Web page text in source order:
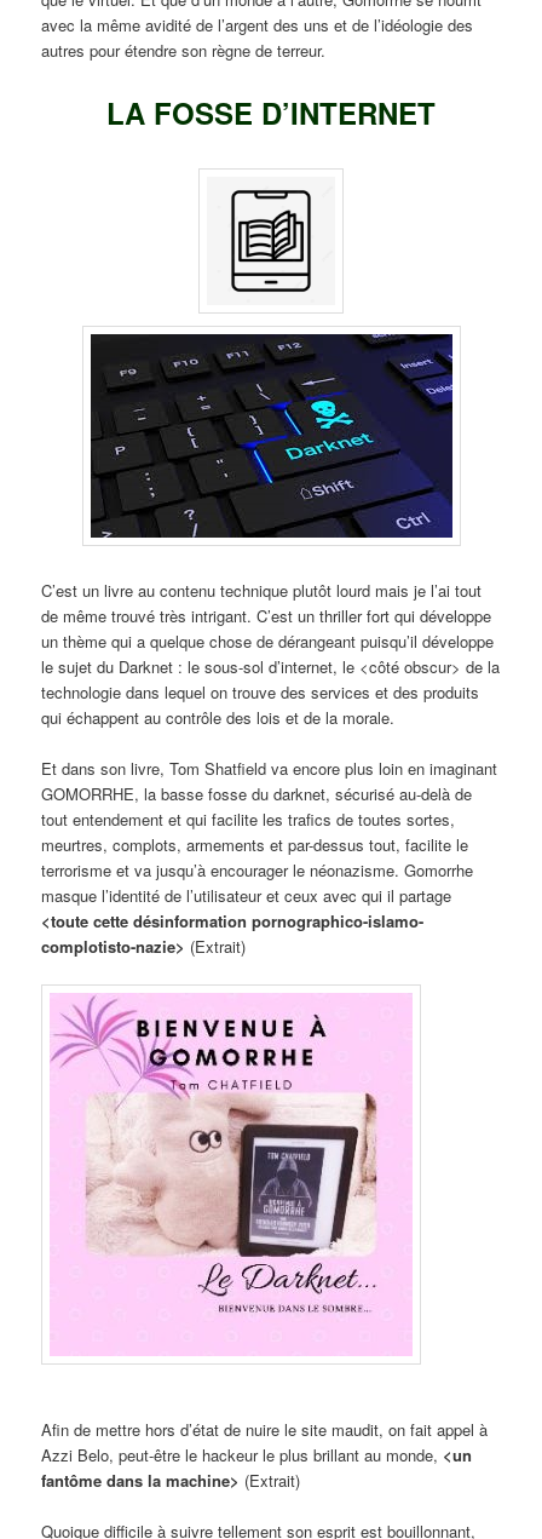
avec la même avidité de l’argent des uns et de l’idéologie des
autres pour étendre son règne de terreur.
LA FOSSE D’INTERNET
C’est un livre au contenu technique plutôt lourd mais je l’ai tout
de même trouvé très intrigant. C’est un thriller fort qui développe
un thème qui a quelque chose de dérangeant puisqu’il développe
le sujet du Darknet : le sous-sol d’internet, le <côté obscur> de la
technologie dans lequel on trouve des services et des produits
qui échappent au contrôle des lois et de la morale.
Et dans son livre, Tom Shatfield va encore plus loin en imaginant
GOMORRHE, la basse fosse du darknet, sécurisé au-delà de
tout entendement et qui facilite les trafics de toutes sortes,
meurtres, complots, armements et par-dessus tout, facilite le
terrorisme et va jusqu’à encourager le néonazisme. Gomorrhe
masque l’identité de l’utilisateur et ceux avec qui il partage
<toute cette désinformation pornographico-islamo-
complotisto-nazie> (Extrait)
Afin de mettre hors d’état de nuire le site maudit, on fait appel à
Azzi Belo, peut-être le hackeur le plus brillant au monde, <un
fantôme dans la machine> (Extrait)
Quoique difficile à suivre tellement son esprit est bouillonnant,